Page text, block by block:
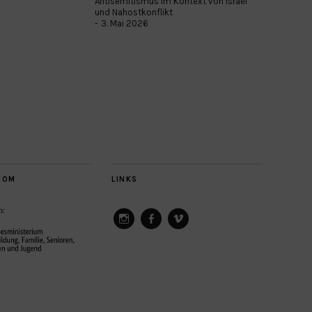
und Nahostkonflikt
3. Mai 2026
LINKS